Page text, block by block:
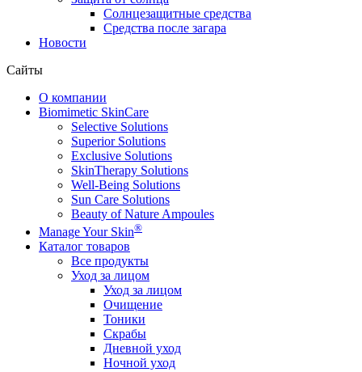
Солнцезащитные средства
Средства после загара
Новости
Сайты
О компании
Biomimetic SkinCare
Selective Solutions
Superior Solutions
Exclusive Solutions
SkinTherapy Solutions
Well-Being Solutions
Sun Care Solutions
Beauty of Nature Ampoules
Manage Your Skin®
Каталог товаров
Все продукты
Уход за лицом
Уход за лицом
Очищение
Тоники
Скрабы
Дневной уход
Ночной уход